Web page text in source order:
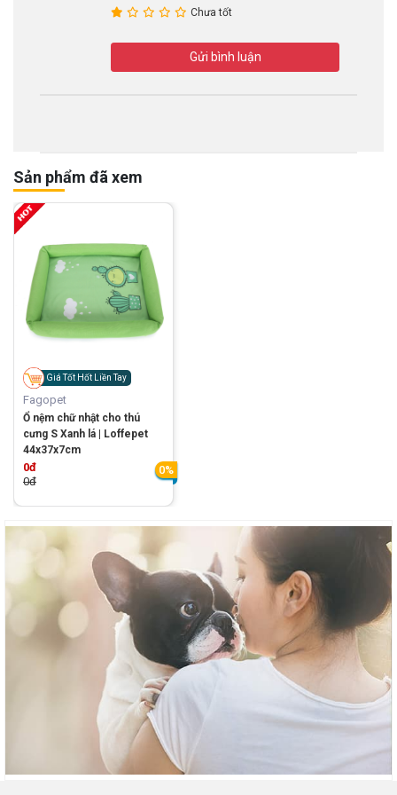
Chưa tốt
Gửi bình luận
Sản phẩm đã xem
Giá Tốt Hốt Liền Tay
Fagopet
Ổ nệm chữ nhật cho thú
cưng S Xanh lá | Loffepet
44x37x7cm
0đ
0đ
0%